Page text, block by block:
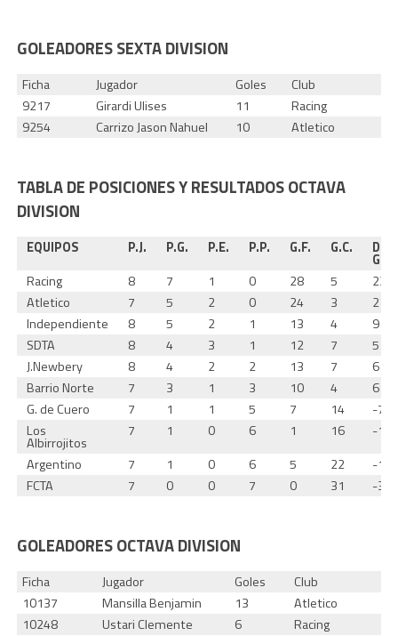
GOLEADORES SEXTA DIVISION
Ficha Jugador Goles
Club
9217
Girardi Ulises 11
Racing
9254
Carrizo Jason Nahuel 10 Atletico
TABLA DE POSICIONES Y RESULTADOS OCTAVA
DIVISION
EQUIPOS P.J. P.G. P.E. P.P. G.F. G.C. Dif.
G.
Racing
8 7 1 0 28 5
23
Atletico
7 5 2 0 24 3
21
Independiente
8 5 2 1 13 4
9
SDTA
8 4 3 1 12 7
5
J.Newbery
8 4 2 2 13 7
6
Barrio Norte
7 3 1 3 10 4
6
G. de Cuero
7 1 1 5 7 14
-7
Los
Albirrojitos
7 1 0 6 1 16
-15
Argentino
7 1 0 6 5 22
-17
FCTA
7 0 0 7 0 31 -31
GOLEADORES OCTAVA DIVISION
Ficha Jugador Goles
Club
10137
Mansilla Benjamin 13
Atletico
10248
Ustari Clemente 6 Racing